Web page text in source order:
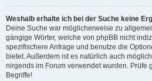
Weshalb erhalte ich bei der Suche keine
Deine Suche war möglicherweise zu
gängige Wörter, welche von phpBB nicht
spezifischere Anfrage und benutze die
bietet. Außerdem ist es natürlich auch
nirgends im Forum verwendet wurden. Prüfe
Begriffe!